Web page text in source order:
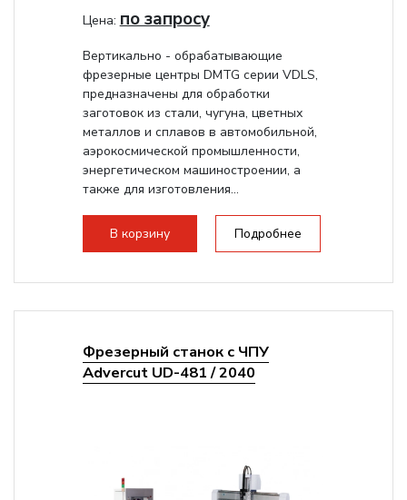
Цена: по запросу
Вертикально - обрабатывающие
фрезерные центры DMTG серии VDLS,
предназначены для обработки
заготовок из стали, чугуна, цветных
металлов и сплавов в автомобильной,
аэрокосмической промышленности,
энергетическом машиностроении, а
также для изготовления...
В корзину Подробнее
Фрезерный станок с ЧПУ
Advercut UD-481 / 2040